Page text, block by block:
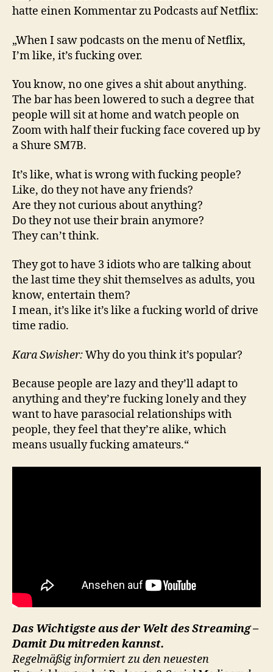
hatte einen Kommentar zu Podcasts auf Netflix:
„When I saw podcasts on the menu of Netflix,
I’m like, it’s fucking over.
You know, no one gives a shit about anything.
The bar has been lowered to such a degree that
people will sit at home and watch people on
Zoom with half their fucking face covered up by
a Shure SM7B.
It’s like, what is wrong with fucking people?
Like, do they not have any friends?
Are they not curious about anything?
Do they not use their brain anymore?
They can’t think.
They got to have 3 idiots who are talking about
the last time they shit themselves as adults, you
know, entertain them?
I mean, it’s like it’s like a fucking world of drive
time radio.
Kara Swisher:Why do you think it’s popular?
Because people are lazy and they’ll adapt to
anything and they’re fucking lonely and they
want to have parasocial relationships with
people, they feel that they’re alike, which
means usually fucking amateurs.“
Das Wichtigste aus der Welt des Streaming –
Damit Du mitreden kannst.
Regelmäßig informiert zu den neuesten